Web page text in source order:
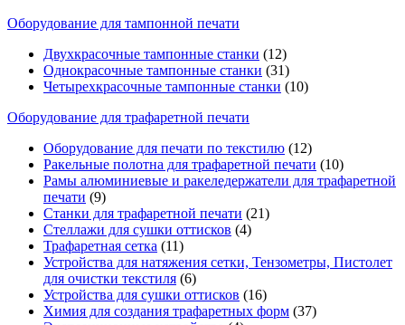
Оборудование для тампонной печати
Двухкрасочные тампонные станки (12)
Однокрасочные тампонные станки (31)
Четырехкрасочные тампонные станки (10)
Оборудование для трафаретной печати
Оборудование для печати по текстилю (12)
Ракельные полотна для трафаретной печати (10)
Рамы алюминиевые и ракеледержатели для трафаретной
печати (9)
Станки для трафаретной печати (21)
Стеллажи для сушки оттисков (4)
Трафаретная сетка (11)
Устройства для натяжения сетки, Тензометры, Пистолет
для очистки текстиля (6)
Устройства для сушки оттисков (16)
Химия для создания трафаретных форм (37)